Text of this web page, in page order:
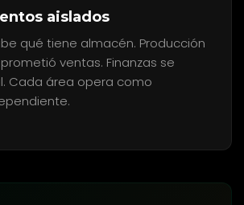
aislados
qué tiene almacén. Producción
ventas. Finanzas se
Cada área opera como